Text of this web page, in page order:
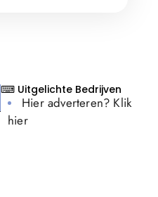
⌨ Uitgelichte Bedrijven
Hier adverteren? Klik
hier